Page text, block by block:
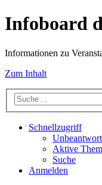
Infoboard
Informationen zu
Zum Inhalt
Schnellzugriff
Aktive
Suche
Anmelden